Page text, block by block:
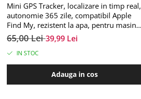
Mini GPS Tracker, localizare in timp real,
autonomie 365 zile, compatibil Apple
Find My, rezistent la apa, pentru masini,
copii, animale, bagaje, negru, FIXATO
65,00 Lei39,99 Lei
IN STOC
Adauga in cos